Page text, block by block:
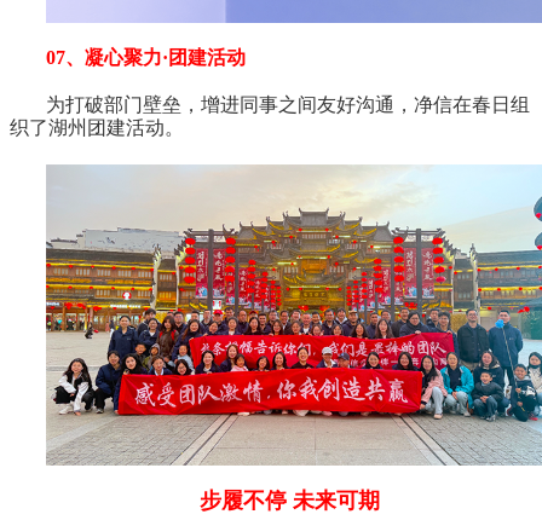
07、凝心聚力·团建活动
为打破部门壁垒，增进同事之间友好沟通，净信在春日组
织了湖州团建活动。
步履不停 未来可期